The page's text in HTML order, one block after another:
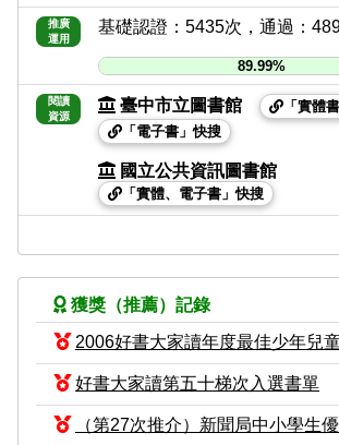
推廣
運用
基礎認證：5435次，通過：
89.99%
閱讀
資源
臺中市立圖書館
「實體
「電子書」快搜
國立公共資訊圖書館
「實體、電子書」快搜
獲獎（推薦）記錄
2006好書大家讀年度最佳少年兒
好書大家讀第五十梯次入選書單
（第27次推介）新聞局中小學生